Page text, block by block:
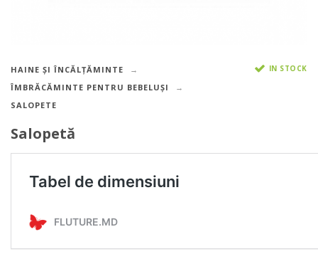
HAINE ȘI ÎNCĂLȚĂMINTE
ÎMBRĂCĂMINTE PENTRU BEBELUȘI
SALOPETE
IN STOCK
Salopetă